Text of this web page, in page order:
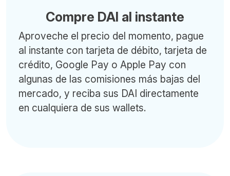
Compre DAI al instante
Aproveche el precio del momento, pague
al instante con tarjeta de débito, tarjeta de
crédito, Google Pay o Apple Pay con
algunas de las comisiones más bajas del
mercado, y reciba sus DAI directamente
en cualquiera de sus wallets.